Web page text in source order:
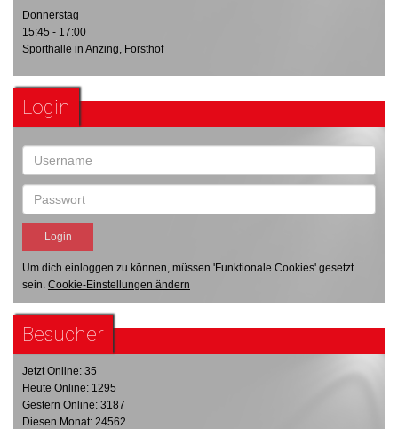
Donnerstag
15:45 - 17:00
Sporthalle in Anzing, Forsthof
Login
Um dich einloggen zu können, müssen 'Funktionale Cookies' gesetzt
sein. Cookie-Einstellungen ändern
Besucher
Jetzt Online: 35
Heute Online: 1295
Gestern Online: 3187
Diesen Monat: 24562